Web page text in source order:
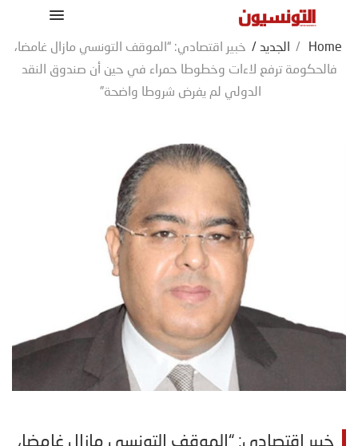
Home
/ الجديد / خبير اقتصادي: “الموقف التونسي مازال غامضا،
فالحكومة ترفع لاءات وخطوطا حمراء في حين أن صندوق النقد
الدولي لم يفرض شروطا واضحة”
خبير اقتصادي: “الموقف التونسي مازال غامضا،